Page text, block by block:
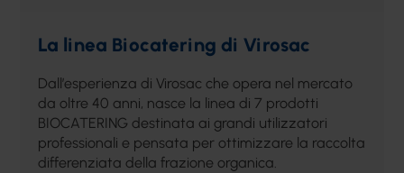
La linea Biocatering di Virosac
Dall’esperienza di Virosac che opera nel mercato
da oltre 40 anni, nasce la linea di 7 prodotti
BIOCATERING destinata ai grandi utilizzatori
professionali e pensata per ottimizzare la raccolta
differenziata della frazione organica.